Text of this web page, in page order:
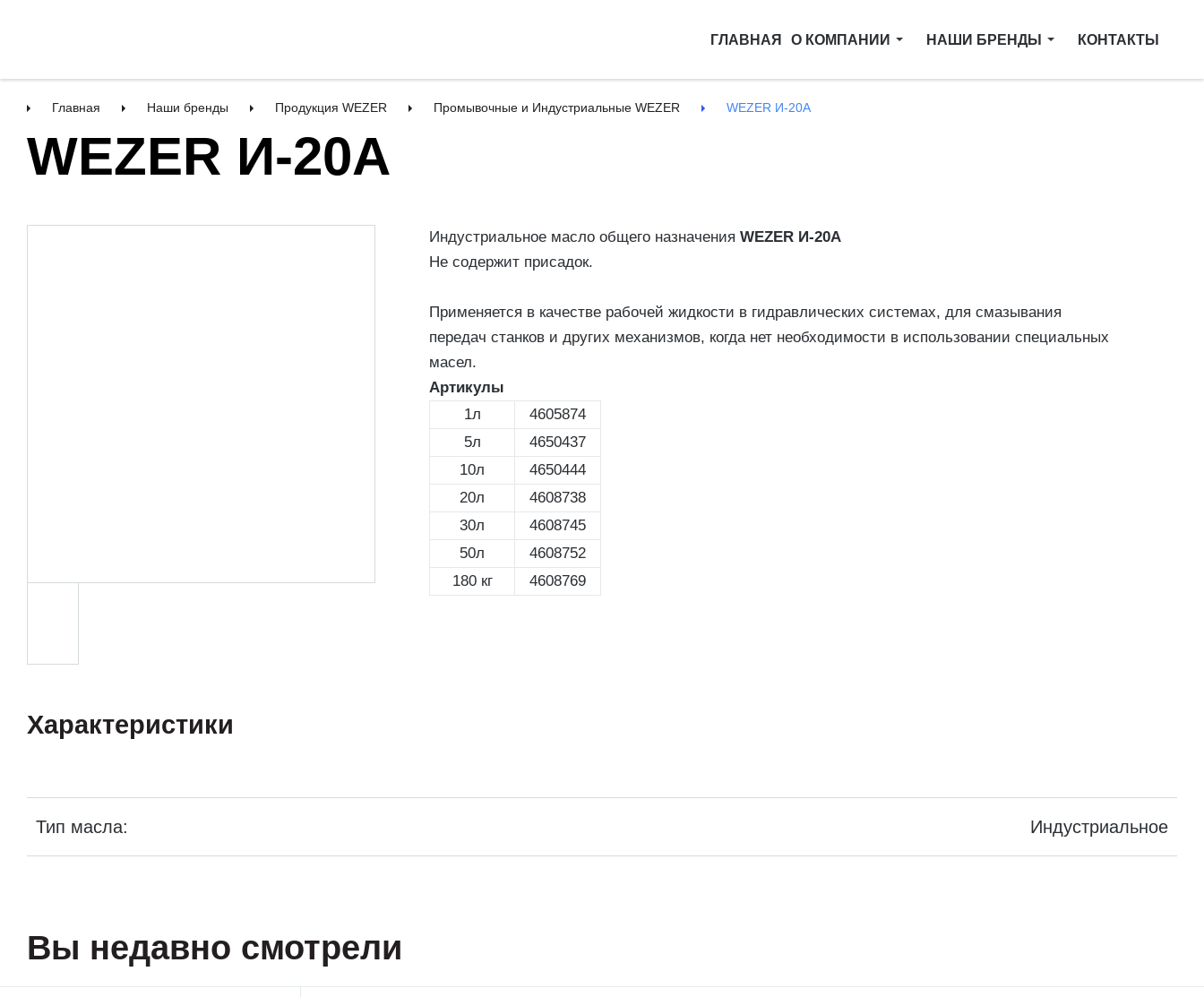
ГЛАВНАЯ О КОМПАНИИ НАШИ БРЕНДЫ КОНТАКТЫ
Главная Наши бренды Продукция WEZER Промывочные и Индустриальные WEZER WEZER И-20А
WEZER И-20А
Индустриальное масло общего назначенияWEZER И-20А
Не содержит присадок.
Применяется в качестве рабочей жидкости в гидравлических системах, для смазывания
передач станков и других механизмов, когда нет необходимости в использовании специальных
масел.
Артикулы
1л
4605874
5л
4650437
10л
4650444
20л
4608738
30л
4608745
50л
4608752
180 кг
4608769
Характеристики
Тип масла: Индустриальное
Вы недавно смотрели